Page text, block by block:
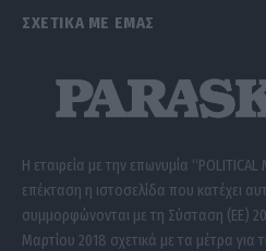
ΣΧΕΤΙΚΑ ΜΕ ΕΜΑΣ
Η εταιρεία με την επωνυμία “POLITICAL
επέκταση η ιστοσελίδα που κατέχει
συμμορφώνονται με τη Σύσταση (ΕΕ)
Μαρτίου 2018 σχετικά με τα μέτρα για